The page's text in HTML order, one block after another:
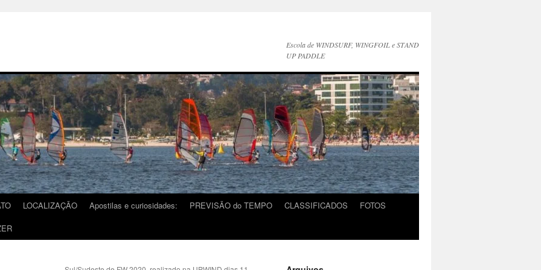
Escola de WINDSURF, WINGFOIL e STAND
UP PADDLE
LOCALIZAÇÃO Apostilas e curiosidades: PREVISÃO do TEMPO CLASSIFICADOS
FOTOS